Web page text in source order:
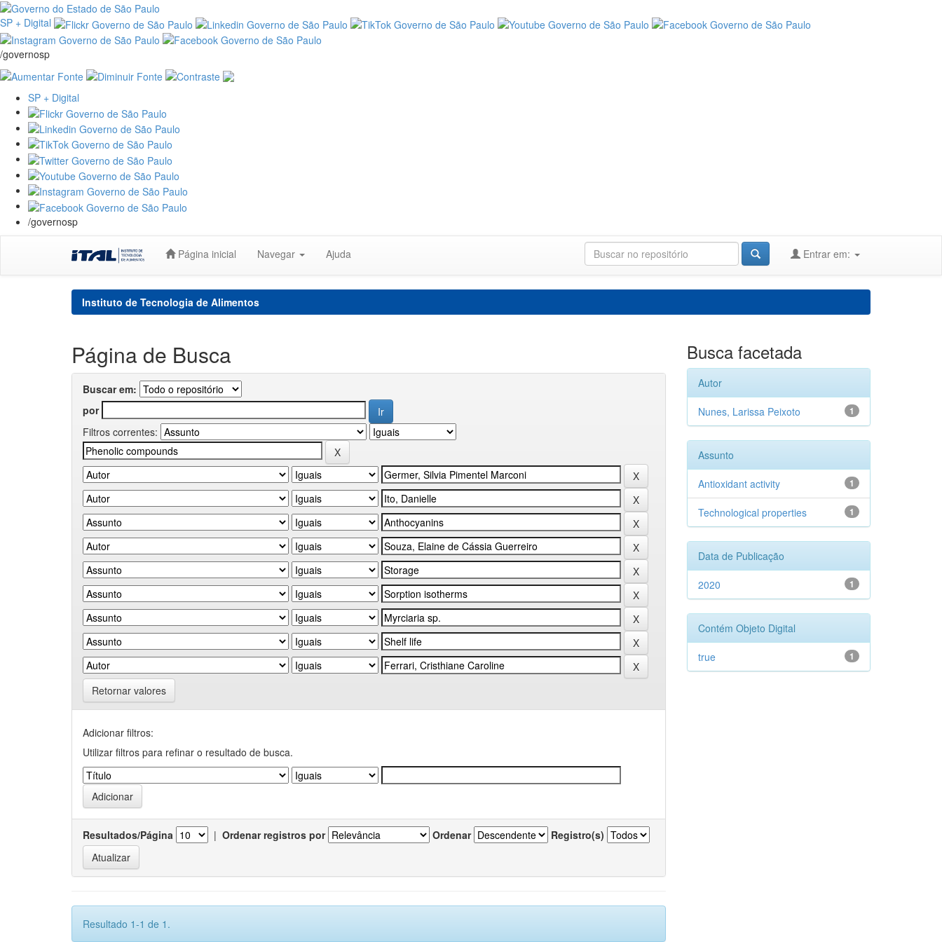
SP + Digital
/governosp
SP + Digital
/governosp
Página inicial Navegar Ajuda Entrar em:
Instituto de Tecnologia de Alimentos
Página de Busca
Buscar em:
por
Filtros correntes:
Retornar valores
Adicionar filtros:
Utilizar filtros para refinar o resultado de busca.
Resultados/Página | Ordenar registros por Ordenar Registro(s)
Resultado 1-1 de 1.
Busca facetada
Autor
1
Nunes, Larissa Peixoto
Assunto
1
Antioxidant activity
1
Technological properties
Data de Publicação
1
2020
Contém Objeto Digital
1
true